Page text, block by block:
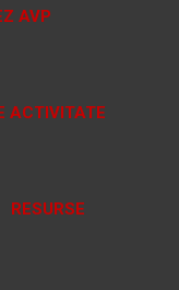
AVP
ACTIVITATE
RESURSE